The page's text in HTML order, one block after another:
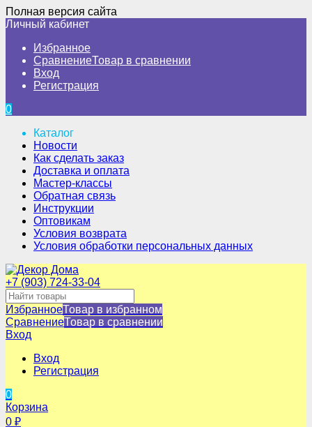
Полная версия сайта
Личный кабинет
Избранное
СравнениеТовар в сравнении
Вход
Регистрация
0
Каталог
Новости
Как сделать заказ
Доставка и оплата
Мастер-классы
Обратная связь
Инструкции
Оптовикам
Условия возврата
Условия обработки персональных данных
+7 (903) 724-33-04
ИзбранноеТовар в избранном
СравнениеТовар в сравнении
Вход
Вход
Регистрация
0
Корзина
0 ₽